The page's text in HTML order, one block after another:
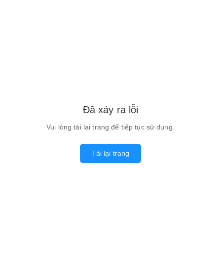
Đã xảy ra lỗi
Vui lòng tải lại trang để tiếp tục sử dụng.
Tải lại trang